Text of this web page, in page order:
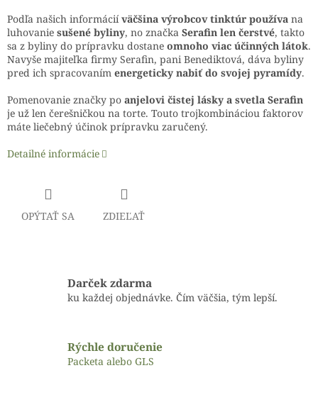
Podľa našich informáciíväčšina výrobcov tinktúr používa na
luhovanie sušené byliny, no značka Serafin len čerstvé, takto
sa z byliny do prípravku dostane omnoho viac účinných látok.
Navyše majiteľka firmy Serafin, pani Benediktová, dáva byliny
pred ich spracovaním energeticky nabiť do svojej pyramídy.
Pomenovanie značky po anjelovi čistej lásky a svetla Serafin
je už len čerešničkou na torte. Touto trojkombináciou faktorov
máte liečebný účinok prípravku zaručený.
Detailné informácie
OPÝTAŤ SA ZDIEĽAŤ
Darček zdarma
ku každej objednávke. Čím väčšia, tým lepší.
Rýchle doručenie
Packeta alebo GLS